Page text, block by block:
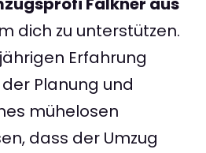
dich zu unterstützen.
Erfahrung
Planung und
mühelosen
dass der Umzug